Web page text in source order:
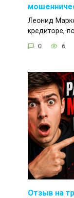
Леонид
кредиторе,
0 6
Отзыв на